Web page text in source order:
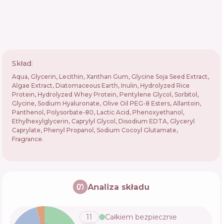
Skład:
Aqua, Glycerin, Lecithin, Xanthan Gum, Glycine Soja Seed Extract,
Algae Extract, Diatomaceous Earth, Inulin, Hydrolyzed Rice
Protein, Hydrolyzed Whey Protein, Pentylene Glycol, Sorbitol,
Glycine, Sodium Hyaluronate, Olive Oil PEG-8 Esters, Allantoin,
Panthenol, Polysorbate-80, Lactic Acid, Phenoxyethanol,
Ethylhexylglycerin, Caprylyl Glycol, Disodium EDTA, Glyceryl
Caprylate, Phenyl Propanol, Sodium Cocoyl Glutamate,
Fragrance.
Analiza składu
11
Całkiem bezpiecznie